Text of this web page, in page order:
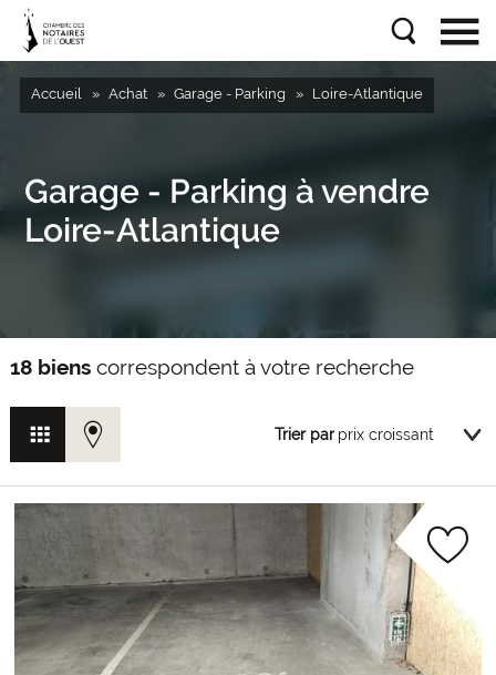
Accueil Achat Garage - Parking Loire-Atlantique
Garage - Parking à vendre
Loire-Atlantique
18 bienscorrespondent à votre recherche
Trier par